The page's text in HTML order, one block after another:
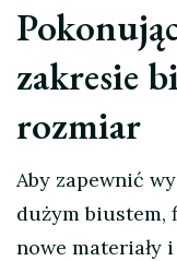
zakresie
rozmiar
Aby zapewnić
dużym biustem,
nowe